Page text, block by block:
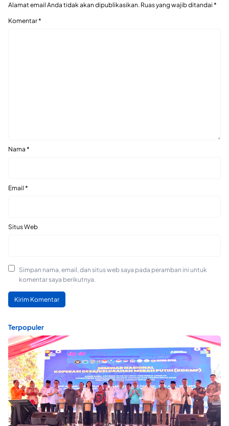
Alamat email Anda tidak akan dipublikasikan. Ruas yang wajib ditandai *
Komentar*
Nama *
Email *
Situs Web
Simpan nama, email, dan situs web saya pada peramban ini untuk
komentar saya berikutnya.
Terpopuler